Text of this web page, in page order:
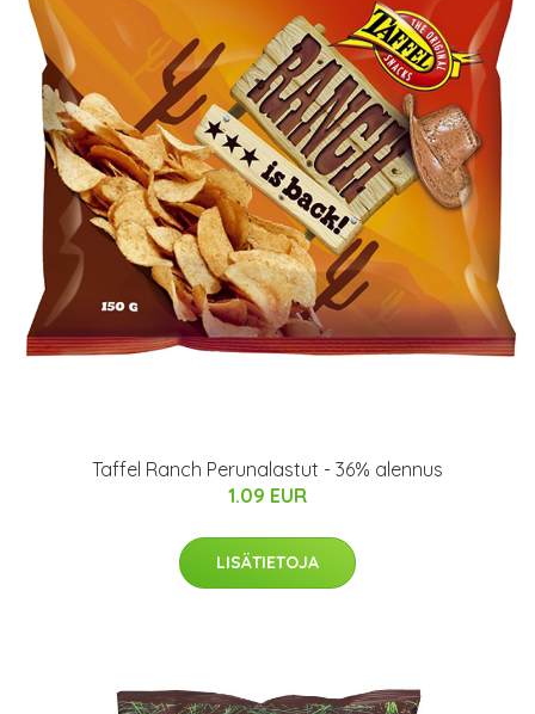
Taffel Ranch Perunalastut - 36% alennus
1.09 EUR
LISÄTIETOJA